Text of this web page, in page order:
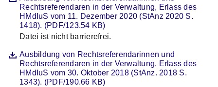
Rechtsreferendaren in der Verwaltung, Erlass des
HMdIuS vom 11. Dezember 2020 (StAnz 2020 S.
1418). (PDF/123.54 KB)
Beschreibung
Datei ist nicht barrierefrei.
DateiAusbildung von Rechtsreferendarinnen und
Rechtsreferendaren in der Verwaltung, Erlass des
HMdIuS vom 30. Oktober 2018 (StAnz. 2018 S.
1343). (PDF/190.66 KB)
Öffnet sich in einem neuen Fenster